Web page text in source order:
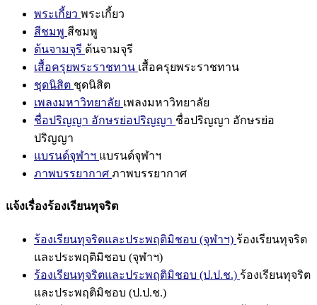
พระเกี้ยว พระเกี้ยว
สีชมพู สีชมพู
ต้นจามจุรี ต้นจามจุรี
เสื้อครุยพระราชทาน เสื้อครุยพระราชทาน
ชุดนิสิต ชุดนิสิต
เพลงมหาวิทยาลัย เพลงมหาวิทยาลัย
ชื่อปริญญา อักษรย่อปริญญา ชื่อปริญญา อักษรย่อ
ปริญญา
แบรนด์จุฬาฯ แบรนด์จุฬาฯ
ภาพบรรยากาศ ภาพบรรยากาศ
แจ้งเรื่องร้องเรียนทุจริต
ร้องเรียนทุจริตและประพฤติมิชอบ (จุฬาฯ) ร้องเรียนทุจริต
และประพฤติมิชอบ (จุฬาฯ)
ร้องเรียนทุจริตและประพฤติมิชอบ (ป.ป.ช.) ร้องเรียนทุจริต
และประพฤติมิชอบ (ป.ป.ช.)